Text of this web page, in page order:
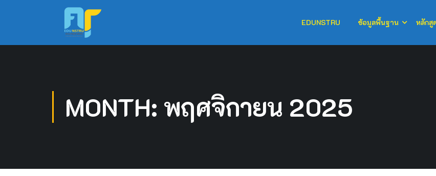
EDUNSTRU ข้อมูลพื้นฐาน หลักสู
MONTH: พฤศจิกายน 2025